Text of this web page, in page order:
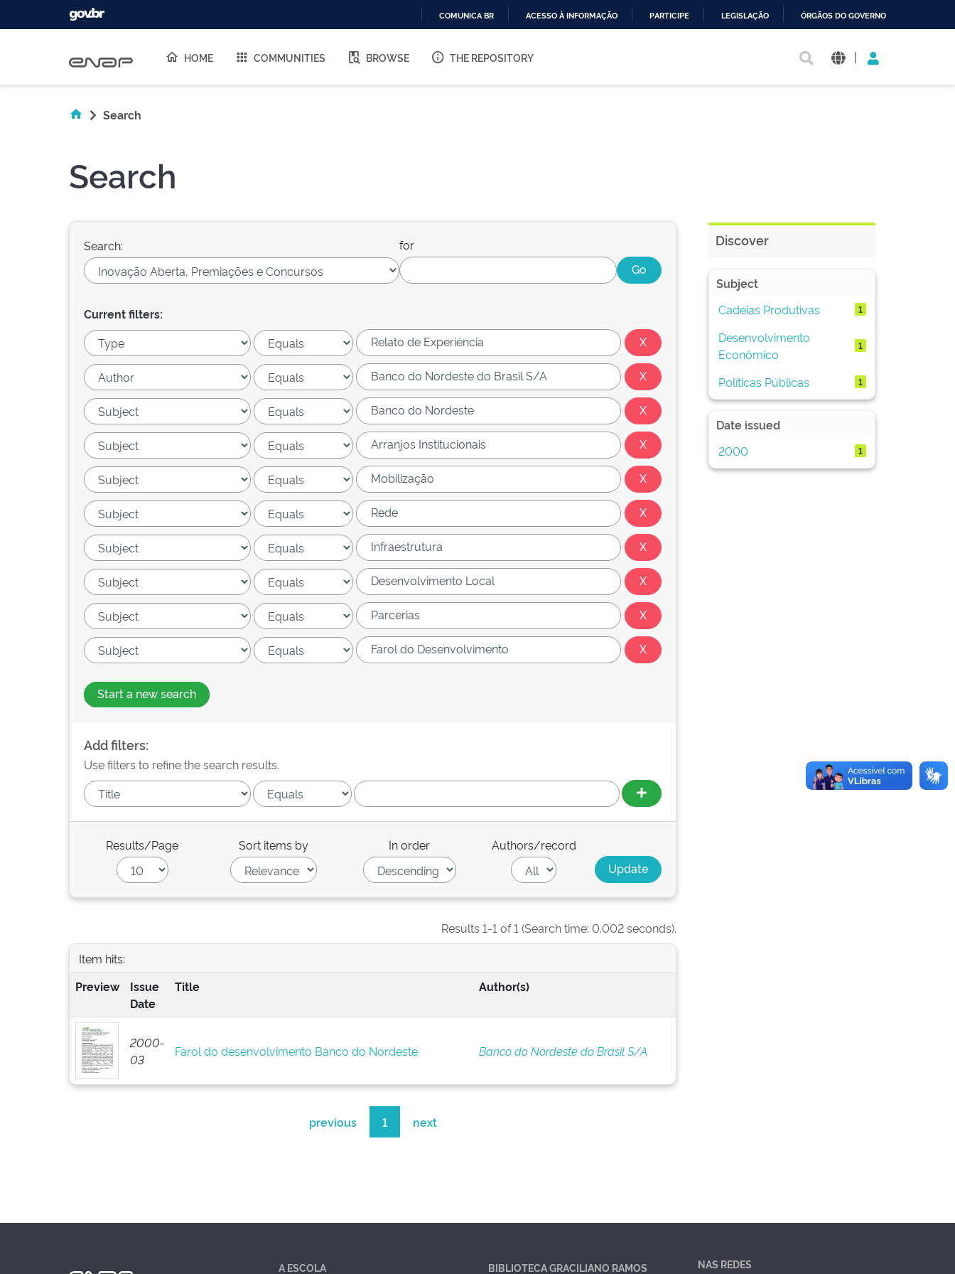
O
COMUNICA BR ACESSO À INFORMAÇÃO PARTICIPE LEGISLAÇÃO ÓRGÃOS DO GOVERNO
HOME COMMUNITIES BROWSE THE REPOSITORY |
Search
Search
Search: for
Current filters:
Start a new search
Add filters:
Use filters to refine the search results.
Results/Page Sort items by In order Authors/record
Results 1-1 of 1 (Search time: 0.002 seconds).
Item hits:
Preview
Issue
Date
Title Author(s)
2000-
03
Farol do desenvolvimento Banco do Nordeste Banco do Nordeste do Brasil S/A
previous 1 next
Discover
Subject
Cadeias Produtivas
1
Desenvolvimento
Econômico
1
Políticas Públicas 1
Date issued
2000
1
A ESCOLA BIBLIOTECA GRACILIANO RAMOS NAS REDES